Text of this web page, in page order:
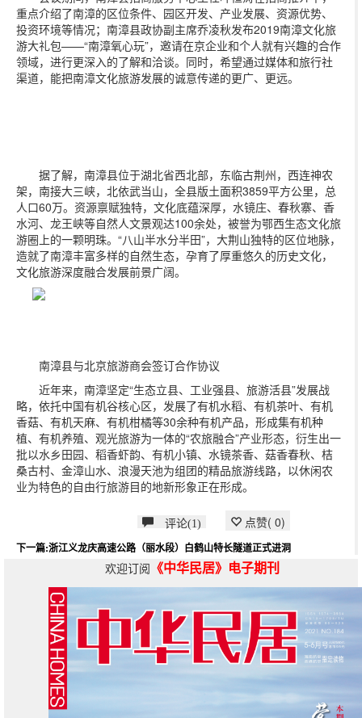
重点介绍了南漳的区位条件、园区开发、产业发展、资源优势、
投资环境等情况；南漳县政协副主席乔凌秋发布2019南漳文化旅
游大礼包——“南漳氧心玩”，邀请在京企业和个人就有兴趣的合作
领域，进行更深入的了解和洽谈。同时，希望通过媒体和旅行社
渠道，能把南漳文化旅游发展的诚意传递的更广、更远。
据了解，南漳县位于湖北省西北部，东临古荆州，西连神农
架，南接大三峡，北依武当山，全县版土面积3859平方公里，总
人口60万。资源禀赋独特，文化底蕴深厚，水镜庄、春秋寨、香
水河、龙王峡等自然人文景观达100余处，被誉为鄂西生态文化旅
游圈上的一颗明珠。“八山半水分半田”，大荆山独特的区位地脉，
造就了南漳丰富多样的自然生态，孕育了厚重悠久的历史文化，
文化旅游深度融合发展前景广阔。
南漳县与北京旅游商会签订合作协议
近年来，南漳坚定“生态立县、工业强县、旅游活县”发展战
略，依托中国有机谷核心区，发展了有机水稻、有机茶叶、有机
香菇、有机天麻、有机柑橘等30余种有机产品，形成集有机种
植、有机养殖、观光旅游为一体的“农旅融合”产业形态，衍生出一
批以水乡田园、稻香虾韵、有机小镇、水镜茶香、菇香春秋、桔
桑古村、金漳山水、浪漫天池为组团的精品旅游线路，以休闲农
业为特色的自由行旅游目的地新形象正在形成。
评论(1) 点赞( 0)
下一篇:浙江义龙庆高速公路（丽水段）白鹤山特长隧道正式进洞
欢迎订阅 《中华民居》电子期刊